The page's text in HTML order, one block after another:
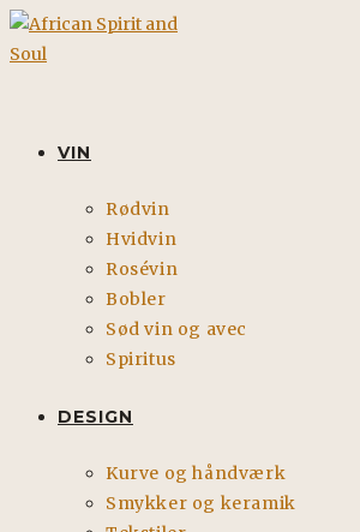
Skip
to
VIN
Rødvin
Hvidvin
Rosévin
Bobler
Sød vin og avec
Spiritus
DESIGN
Kurve og håndværk
Smykker og keramik